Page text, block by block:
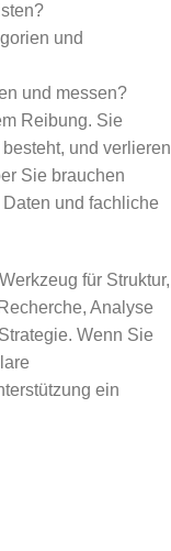
und
und messen?
Reibung. Sie
und verlieren
Sie brauchen
und fachliche
für Struktur,
Analyse
Wenn Sie
ein